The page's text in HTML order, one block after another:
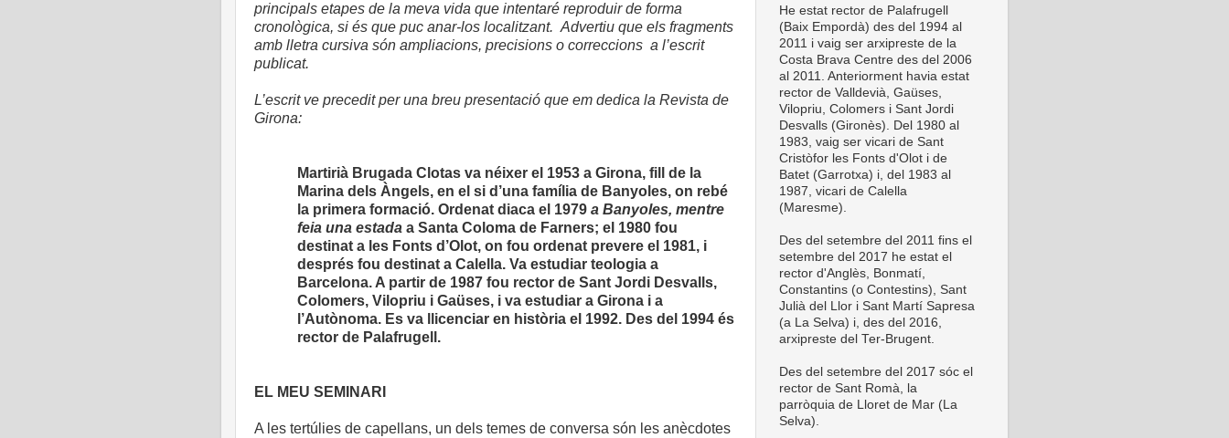
principals etapes de la meva vida que intentaré reproduir de forma
cronològica, si és que puc anar-los localitzant. Advertiu que els fragments
amb lletra cursiva són ampliacions, precisions o correccions a l’escrit
publicat.
L’escrit ve precedit per una breu presentació que em dedica la Revista de
Girona:
Martirià Brugada Clotas va néixer el 1953 a Girona, fill de la
Marina dels Àngels, en el si d’una família de Banyoles, on rebé
la primera formació. Ordenat diaca el 1979a Banyoles, mentre
feia una estadaa Santa Coloma de Farners; el 1980 fou
destinat a les Fonts d’Olot, on fou ordenat prevere el 1981, i
després fou destinat a Calella. Va estudiar teologia a
Barcelona. A partir de 1987 fou rector de Sant Jordi Desvalls,
Colomers, Vilopriu i Gaüses, i va estudiar a Girona i a
l’Autònoma. Es va llicenciar en història el 1992. Des del 1994 és
rector de Palafrugell.
EL MEU SEMINARI
A les tertúlies de capellans, un dels temes de conversa són les anècdotes
He estat rector de Palafrugell
(Baix Empordà) des del 1994 al
2011 i vaig ser arxipreste de la
Costa Brava Centre des del 2006
al 2011. Anteriorment havia estat
rector de Valldevià, Gaüses,
Vilopriu, Colomers i Sant Jordi
Desvalls (Gironès). Del 1980 al
1983, vaig ser vicari de Sant
Cristòfor les Fonts d'Olot i de
Batet (Garrotxa) i, del 1983 al
1987, vicari de Calella
(Maresme).
Des del setembre del 2011 fins el
setembre del 2017 he estat el
rector d'Anglès, Bonmatí,
Constantins (o Contestins), Sant
Julià del Llor i Sant Martí Sapresa
(a La Selva) i, des del 2016,
arxipreste del Ter-Brugent.
Des del setembre del 2017 sóc el
rector de Sant Romà, la
parròquia de Lloret de Mar (La
Selva).